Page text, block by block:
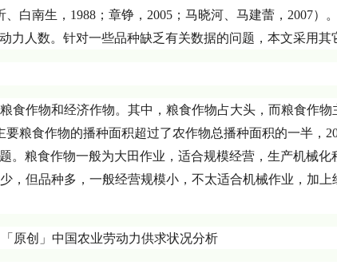
白南生，1988；章铮，2005；马晓河、马建蕾，2007）
力人数。针对一些品种缺乏有关数据的问题，本文采用其
食作物和经济作物。其中，粮食作物占大头，而粮食作物
粮食作物的播种面积超过了农作物总播种面积的一半，
。粮食作物一般为大田作业，适合规模经营，生产机械化
，但品种多，一般经营规模小，不太适合机械作业，加上